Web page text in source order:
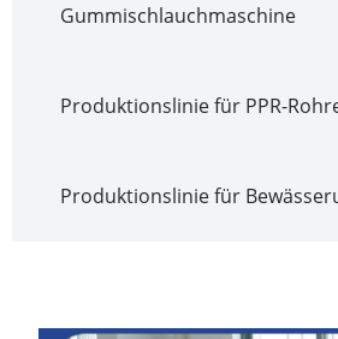
Gummischlauchmaschine
Produktionslinie für PPR-
Produktionslinie für